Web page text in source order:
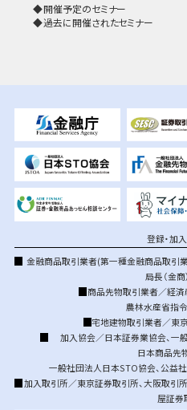
開催予定のセミナー
過去に開催されたセミナー
登録・加
金融商品取引業者(第一種金融商品取引
局長（金
商品先物取引業者／経
農林水産省指
宅地建物取引業者／東
加入協会／日本証券業協会、 一
日本商品先
一般社団法人日本STO協会、 公益
加入取引所／東京証券取引所、大阪取引
屋証券